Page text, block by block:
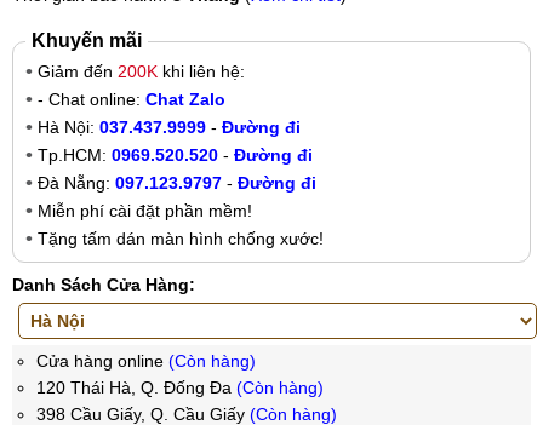
Khuyến mãi
Giảm đến 200K khi liên hệ:
- Chat online: Chat Zalo
Hà Nội: 037.437.9999 - Đường đi
Tp.HCM: 0969.520.520 - Đường đi
Đà Nẵng: 097.123.9797 - Đường đi
Miễn phí cài đặt phần mềm!
Tặng tấm dán màn hình chống xước!
Danh Sách Cửa Hàng:
Cửa hàng online (Còn hàng)
120 Thái Hà, Q. Đống Đa (Còn hàng)
398 Cầu Giấy, Q. Cầu Giấy (Còn hàng)